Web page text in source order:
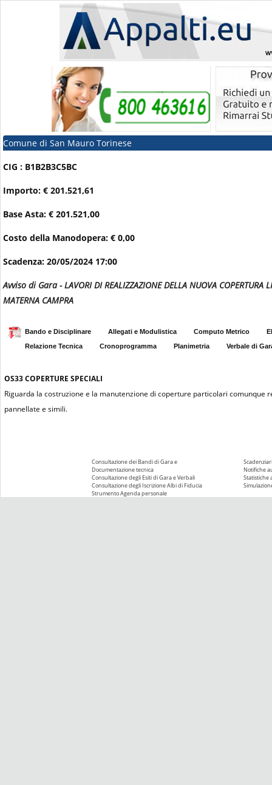
Comune di San Mauro Torinese
CIG : B1B2B3C5BC
Importo: € 201.521,61
Base Asta: € 201.521,00
Costo della Manodopera: € 0,00
Scadenza: 20/05/2024 17:00
Avviso di Gara - LAVORI DI REALIZZAZIONE DELLA NUOVA COPERTURA
MATERNA CAMPRA
Bando e Disciplinare Allegati e Modulistica Computo Metrico
Relazione Tecnica
Cronoprogramma Planimetria Verbale di
OS33COPERTURE SPECIALI
Riguarda la costruzione e la manutenzione di coperture particolari
pannellate e simili.
Consultazione dei Bandi di Gara e
Documentazione tecnica
Consultazione degli Esiti di Gara e Verbali
Consultazione degli Iscrizione Albi di Fiducia
Strumento Agenda personale
Notifiche
Statistiche